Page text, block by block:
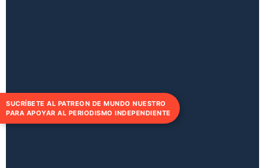
SUCRÍBETE AL PATREON DE MUNDO NUESTRO
PARA APOYAR AL PERIODISMO INDEPENDIENTE